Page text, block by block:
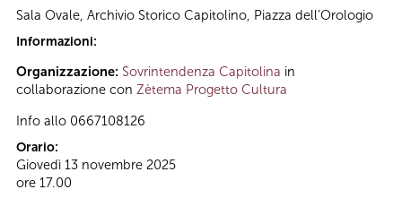
Sala Ovale, Archivio Storico Capitolino, Piazza dell’Orologio
Informazioni:
Organizzazione: Sovrintendenza Capitolina in
collaborazione con Zètema Progetto Cultura
Info allo 0667108126
Orario:
Giovedì 13 novembre 2025
ore 17.00